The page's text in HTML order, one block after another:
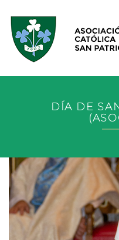
DÍA DE